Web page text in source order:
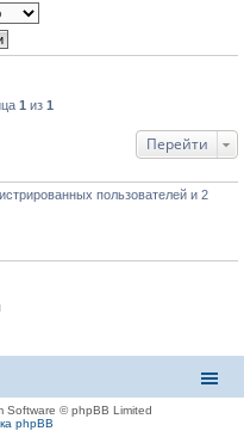
1 из 1
Перейти
пользователей и 2
Software © phpBB Limited
phpBB